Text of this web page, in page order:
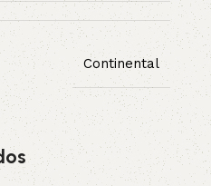
Continental